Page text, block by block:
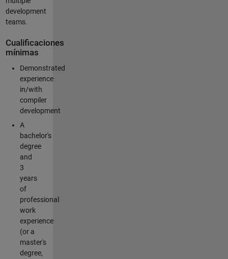
development
teams.
Cualificaciones
mínimas
Demonstrated
experience
in/with
compiler
development
A
bachelor's
degree
and
3
years
of
professional
work
experience
(or a
master's
degree,